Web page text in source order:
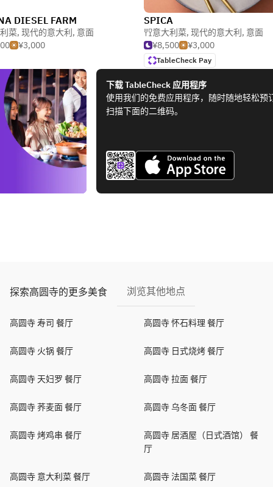
DIESEL FARM
菜, 现代的意大利, 意面
¥3,000
SPICA
意大利菜, 现代的意大利, 意面
¥8,500
¥3,000
TableCheck Pay
下载 TableCheck 应用程序
使用我们的免费应用程序，随时随地轻松预
扫描下面的二维码。
探索高圆寺的更多美食 浏览其他地点
高圆寺 寿司 餐厅 高圆寺 怀石料理 餐厅
高圆寺 火锅 餐厅 高圆寺 日式烧烤 餐厅
高圆寺 天妇罗 餐厅 高圆寺 拉面 餐厅
高圆寺 荞麦面 餐厅 高圆寺 乌冬面 餐厅
高圆寺 烤鸡串 餐厅
高圆寺 居酒屋（日式酒馆） 餐
厅
高圆寺 意大利菜 餐厅 高圆寺 法国菜 餐厅